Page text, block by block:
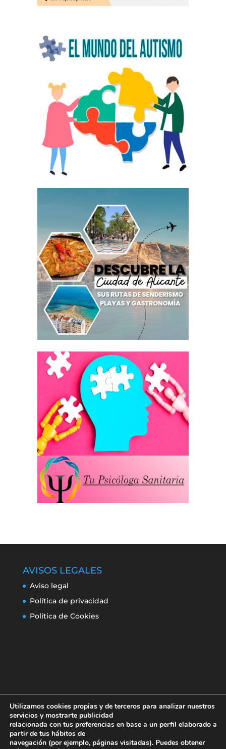
AVISOS LEGALES
Aviso legal
Política de privacidad
Política de Cookies
Aviso legal Política de privacidad
Utilizamos cookies propias y de terceros para analizar nuestros
servicios y mostrarte publicidad
relacionada con tus preferencias en base a un perfil elaborado a
partir de tus hábitos de
navegación (por ejemplo, páginas visitadas). Puedes obtener